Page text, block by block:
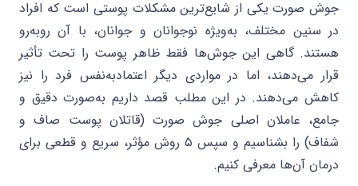
جوش صورت یکی از شایع‌ترین مشکلات پوستی است که افراد
در سنین مختلف، به‌ویژه نوجوانان و جوانان، با آن روبه‌رو
هستند. گاهی این جوش‌ها فقط ظاهر پوست را تحت تأثیر
قرار می‌دهند، اما در مواردی دیگر اعتمادبه‌نفس فرد را نیز
کاهش می‌دهند. در این مطلب قصد داریم به‌صورت دقیق و
جامع، عاملان اصلی جوش صورت (قاتلان پوست صاف و
شفاف) را بشناسیم و سپس ۵ روش مؤثر، سریع و قطعی برای
درمان آن‌ها معرفی کنیم.